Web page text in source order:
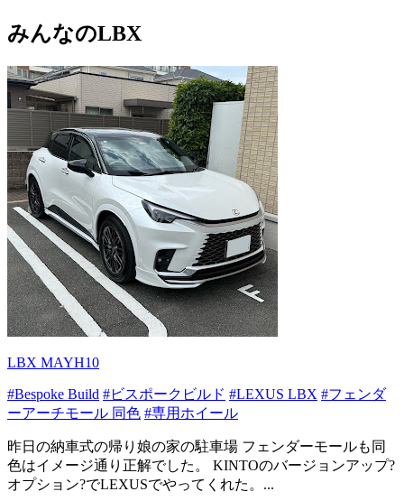
みんなのLBX
LBX MAYH10
#Bespoke Build #ビスポークビルド #LEXUS LBX #フェンダ
ーアーチモール 同色 #専用ホイール
昨日の納車式の帰り娘の家の駐車場 フェンダーモールも同
色はイメージ通り正解でした。 KINTOのバージョンアップ?
オプション?でLEXUSでやってくれた。...